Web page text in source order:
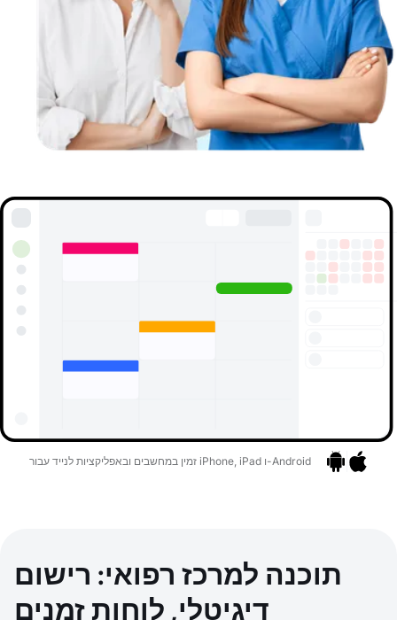
זמין במחשבים ובאפליקציות לנייד עבור iPhone, iPad ו-Android
תוכנה למרכז רפואי: רישום
דיגיטלי, לוחות זמנים